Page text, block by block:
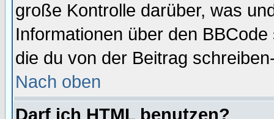
große Kontrolle darüber, was
Informationen über den
die du von der Beitrag
Nach oben
Darf ich HTML benutzen?